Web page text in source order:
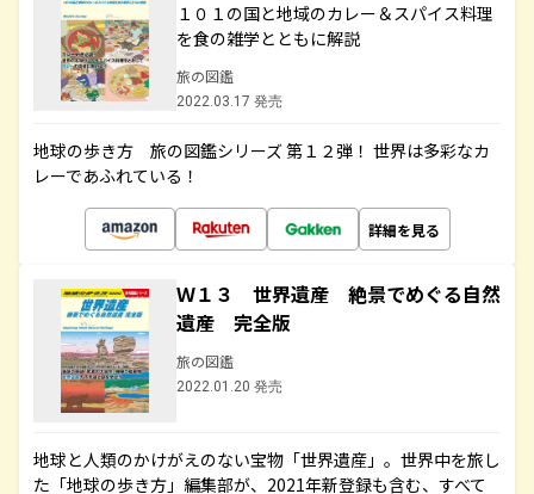
１０１の国と地域のカレー＆スパイス料理
を食の雑学とともに解説
旅の図鑑
2022.03.17 発売
地球の歩き方 旅の図鑑シリーズ 第１２弾！ 世界は多彩なカ
レーであふれている！
詳細を見る
Ｗ１３ 世界遺産 絶景でめぐる自然
遺産 完全版
旅の図鑑
2022.01.20 発売
地球と人類のかけがえのない宝物「世界遺産」。世界中を旅し
た「地球の歩き方」編集部が、2021年新登録も含む、すべて